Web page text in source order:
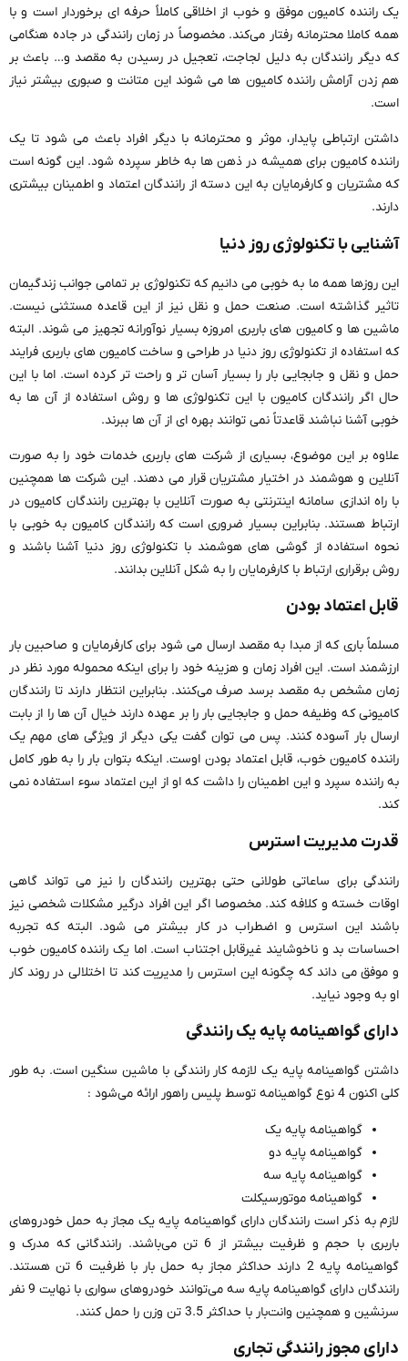
یک راننده کامیون موفق و خوب از اخلاقی کاملاً حرفه ‌ای برخوردار است و با
همه کاملا محترمانه رفتار می‌کند. مخصوصاً در زمان رانندگی در جاده هنگامی
که دیگر رانندگان به دلیل لجاجت، تعجیل در رسیدن به مقصد و… باعث بر
هم زدن آرامش راننده کامیون ها می شوند این متانت و صبوری بیشتر نیاز
است.
داشتن ارتباطی پایدار، موثر و محترمانه با دیگر افراد باعث می ‌شود تا یک
راننده کامیون برای همیشه در ذهن‌ ها به خاطر سپرده شود. این گونه است
که مشتریان و کارفرمایان به این دسته از رانندگان اعتماد و اطمینان بیشتری
دارند.
آشنایی با تکنولوژی روز دنیا
این روزها همه ما به خوبی می ‌دانیم که تکنولوژی بر تمامی جوانب زندگیمان
تاثیر گذاشته است. صنعت حمل و نقل نیز از این قاعده مستثنی نیست.
ماشین ‌ها و کامیون‌ های باربری امروزه بسیار نوآورانه تجهیز می ‌شوند. البته
که استفاده از تکنولوژی روز دنیا در طراحی و ساخت کامیون های باربری فرایند
حمل و نقل و جابجایی بار را بسیار آسان ‌تر و راحت ‌تر کرده است. اما با این
حال اگر رانندگان کامیون با این تکنولوژی‌ ها و روش استفاده از آن ها به
خوبی آشنا نباشند قاعدتاً نمی ‌توانند بهره ‌ای از آن ها ببرند.
علاوه بر این موضوع، بسیاری از شرکت ‌های باربری خدمات خود را به صورت
آنلاین و هوشمند در اختیار مشتریان قرار می‌ دهند. این شرکت‌ ها همچنین
با راه ‌اندازی سامانه اینترنتی به صورت آنلاین با بهترین رانندگان کامیون در
ارتباط هستند. بنابراین بسیار ضروری است که رانندگان کامیون به خوبی با
نحوه استفاده از گوشی ‌های هوشمند با تکنولوژی روز دنیا آشنا باشند و
روش برقراری ارتباط با کارفرمایان را به شکل آنلاین بدانند.
قابل اعتماد بودن
مسلماً باری که از مبدا به مقصد ارسال می ‌شود برای کارفرمایان و صاحبین بار
ارزشمند است. این افراد زمان و هزینه خود را برای اینکه محموله مورد نظر در
زمان مشخص به مقصد برسد صرف می‌کنند. بنابراین انتظار دارند تا رانندگان
کامیونی که وظیفه حمل و جابجایی بار را بر عهده دارند خیال آن ها را از بابت
ارسال بار آسوده کنند. پس می‌ توان گفت یکی دیگر از ویژگی ‌های مهم یک
راننده کامیون خوب، قابل اعتماد بودن اوست. اینکه بتوان بار را به طور کامل
به راننده سپرد و این اطمینان را داشت که او از این اعتماد سوء استفاده نمی
کند.
قدرت مدیریت استرس
رانندگی برای ساعاتی طولانی حتی بهترین رانندگان را نیز می تواند گاهی
اوقات خسته و کلافه کند. مخصوصا اگر این افراد درگیر مشکلات شخصی نیز
باشند این استرس و اضطراب در کار بیشتر می شود. البته که تجربه
احساسات بد و ناخوشایند غیرقابل اجتناب است. اما یک راننده کامیون خوب
و موفق می داند که چگونه این استرس را مدیریت کند تا اختلالی در روند کار
او به وجود نیاید.
دارای گواهینامه پایه یک رانندگی
داشتن گواهینامه پایه یک لازمه کار رانندگی با ماشین سنگین است. به طور
کلی اکنون 4 نوع گواهینامه توسط پلیس راهور ارائه می‌شود :
گواهینامه پایه‌ یک
گواهینامه پایه دو
گواهینامه پایه سه
گواهینامه موتورسیکلت
لازم به ذکر است رانندگان دارای گواهینامه پایه یک مجاز به حمل خودروهای
باربری با حجم و ظرفیت بیشتر از 6 تن می‌باشند. رانندگانی که مدرک و
گواهینامه پایه 2 دارند حداکثر مجاز به حمل بار با ظرفیت 6 تن هستند.
رانندگان دارای گواهینامه پایه سه می‌توانند خودروهای سواری با نهایت 9 نفر
سرنشین و همچنین وانت‌بار با حداکثر 3.5 تن وزن را حمل کنند.
دارای مجوز رانندگی تجاری